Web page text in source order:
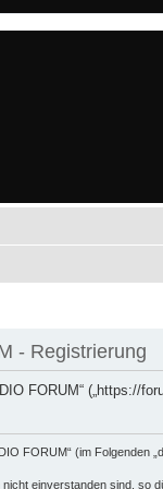
- Registrierung
FORUM“ („https://
FORUM“ (im
einverstanden sind, so